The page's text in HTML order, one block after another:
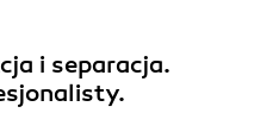
i separacja.